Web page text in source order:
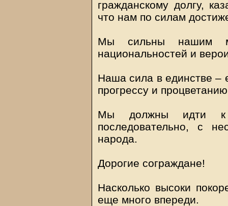
гражданскому долгу,
что нам по силам
Мы сильны нашим
национальностей и
Наша сила в единстве –
прогрессу и
Мы должны идти к
последовательно, с
народа.
Дорогие сограждане!
Насколько высоки
еще много впереди.